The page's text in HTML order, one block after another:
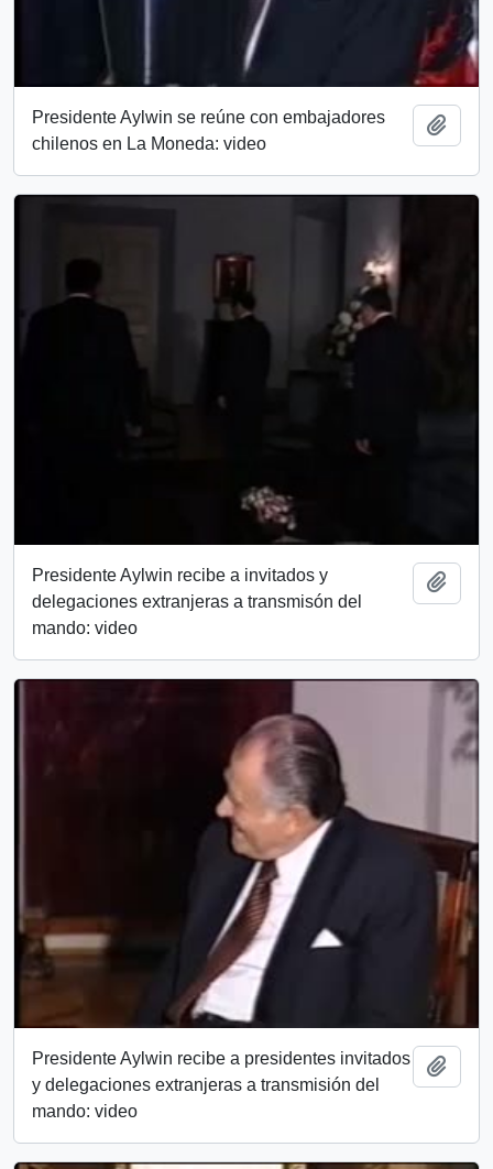
Presidente Aylwin se reúne con embajadores
chilenos en La Moneda: video
Presidente Aylwin recibe a invitados y
delegaciones extranjeras a transmisón del
mando: video
Presidente Aylwin recibe a presidentes invitados
y delegaciones extranjeras a transmisión del
mando: video